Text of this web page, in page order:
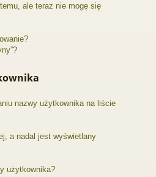
ale teraz nie mogę się
nazwy użytkownika na liście
a nadal jest wyświetlany
użytkownika?